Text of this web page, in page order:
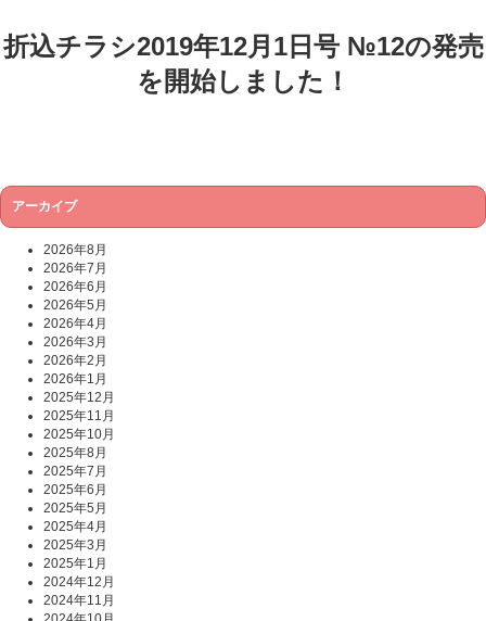
折込チラシ2019年12月1日号 №12の発売
を開始しました！
アーカイブ
2026年8月
2026年7月
2026年6月
2026年5月
2026年4月
2026年3月
2026年2月
2026年1月
2025年12月
2025年11月
2025年10月
2025年8月
2025年7月
2025年6月
2025年5月
2025年4月
2025年3月
2025年1月
2024年12月
2024年11月